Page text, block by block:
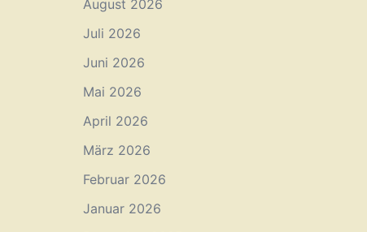
August 2026
Juli 2026
Juni 2026
Mai 2026
April 2026
März 2026
Februar 2026
Januar 2026